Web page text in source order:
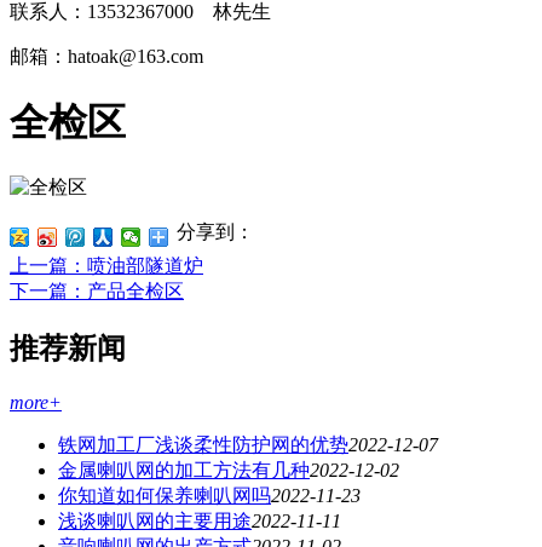
联系人：13532367000 林先生
邮箱：hatoak@163.com
全检区
分享到：
上一篇 ：喷油部隧道炉
下一篇 ：产品全检区
推荐新闻
more+
铁网加工厂浅谈柔性防护网的优势2022-12-07
金属喇叭网的加工方法有几种2022-12-02
你知道如何保养喇叭网吗2022-11-23
浅谈喇叭网的主要用途2022-11-11